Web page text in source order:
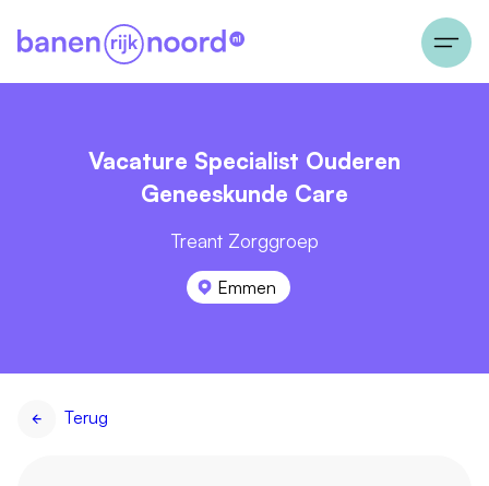
Vacature Specialist Ouderen
Geneeskunde Care
Treant Zorggroep
Emmen
Terug